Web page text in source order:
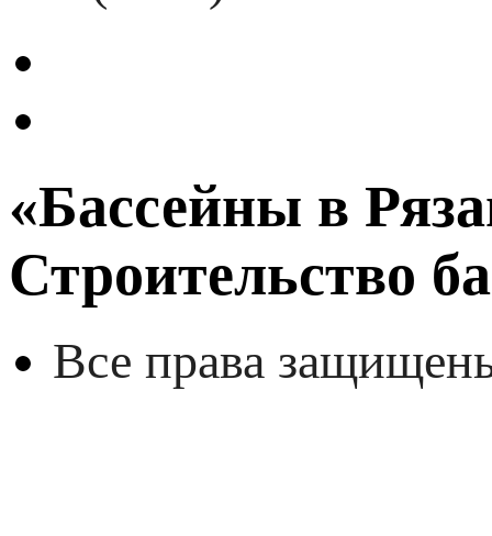
«Бассейны в
Строительство
Все права